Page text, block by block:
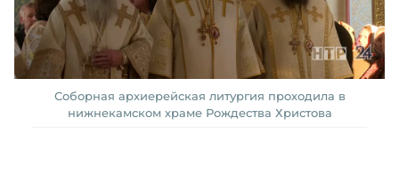
Соборная архиерейская литургия проходила в
нижнекамском храме Рождества Христова